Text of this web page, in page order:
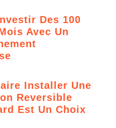
Des 100
Avec Un
Installer Une
Reversible
Est Un Choix